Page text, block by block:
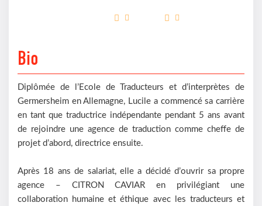
Bio
Diplômée de l’Ecole de Traducteurs et d’interprètes de
Germersheim en Allemagne, Lucile a commencé sa carrière
en tant que traductrice indépendante pendant 5 ans avant
de rejoindre une agence de traduction comme cheffe de
projet d’abord, directrice ensuite.
Après 18 ans de salariat, elle a décidé d’ouvrir sa propre
agence – CITRON CAVIAR en privilégiant une
collaboration humaine et éthique avec les traducteurs et